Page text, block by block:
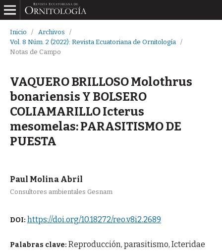
Inicio / Archivos
/
Vol. 8 Núm. 2 (2022): Revista Ecuatoriana de Ornitología
/
Notas de Campo
VAQUERO BRILLOSO Molothrus
bonariensis Y BOLSERO
COLIAMARILLO Icterus
mesomelas: PARASITISMO DE
PUESTA
Paul Molina Abril
Consultores ambientales Gesnam
DOI: https://doi.org/10.18272/reo.v8i2.2689
Palabras clave: Reproducción, parasitismo, Icteridae